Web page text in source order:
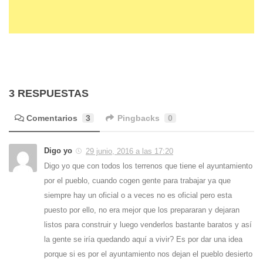
3 RESPUESTAS
Comentarios 3 Pingbacks 0
Digo yo
29 junio, 2016 a las 17:20
Digo yo que con todos los terrenos que tiene el ayuntamiento
por el pueblo, cuando cogen gente para trabajar ya que
siempre hay un oficial o a veces no es oficial pero esta
puesto por ello, no era mejor que los prepararan y dejaran
listos para construir y luego venderlos bastante baratos y así
la gente se iría quedando aquí a vivir? Es por dar una idea
porque si es por el ayuntamiento nos dejan el pueblo desierto